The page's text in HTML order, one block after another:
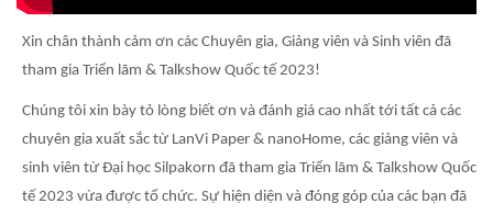
Xin chân thành cảm ơn các Chuyên gia, Giảng viên và Sinh viên đã
tham gia Triển lãm & Talkshow Quốc tế 2023!
Chúng tôi xin bày tỏ lòng biết ơn và đánh giá cao nhất tới tất cả các
chuyên gia xuất sắc từ LanVi Paper & nanoHome, các giảng viên và
sinh viên từ Đại học Silpakorn đã tham gia Triển lãm & Talkshow Quốc
tế 2023 vừa được tổ chức. Sự hiện diện và đóng góp của các bạn đã